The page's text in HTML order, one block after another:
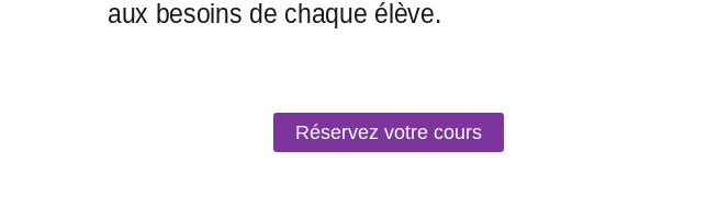
Réservez votre cours